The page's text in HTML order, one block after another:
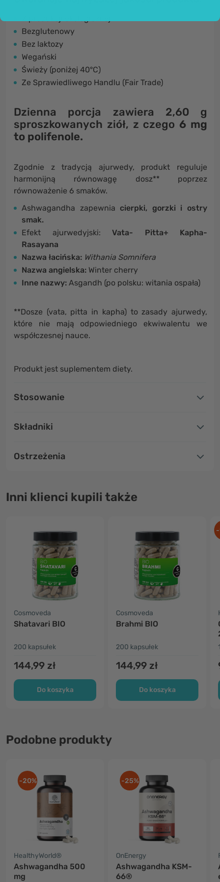
Bezglutenowy
Bez laktozy
Wegański
Świeży (poniżej 40°C)
Ze Sprawiedliwego Handlu (Fair Trade)
Dzienna porcja zawiera 2,60 g
sproszkowanych ziół, z czego 6 mg
to polifenole.
Zgodnie z tradycją ajurwedy, produkt reguluje
harmonijną równowagę dosz** poprzez
równoważenie 6 smaków.
Ashwagandha zapewnia cierpki, gorzki i ostry
smak.
Efekt ajurwedyjski: Vata- Pitta+ Kapha-
Rasayana
Nazwa łacińska: Withania Somnifera
Nazwa angielska: Winter cherry
Inne nazwy: Asgandh (po polsku: witania ospała)
**Dosze (vata, pitta in kapha) to zasady ajurwedy,
które nie mają odpowiedniego ekwiwalentu we
współczesnej nauce.
Produkt jest suplementem diety.
Stosowanie
Składniki
Ostrzeżenia
Inni klienci kupili także
Cosmoveda
Shatavari BIO
200 kapsułek
144,99 zł
Do koszyka
Cosmoveda
Brahmi BIO
200 kapsułek
144,99 zł
Do koszyka
Podobne produkty
-20%
HealthyWorld®
Ashwagandha 500
mg
-25%
OnEnergy
Ashwagandha KSM-
66®